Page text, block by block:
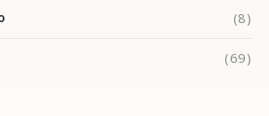
(8)
(69)